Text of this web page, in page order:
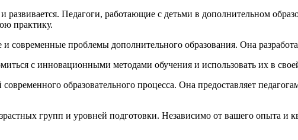
развивается. Педагоги, работающие с детьми в дополнительном
практику.
современные проблемы дополнительного образования. Она
с инновационными методами обучения и использовать их в
образовательного процесса. Она предоставляет
групп и уровней подготовки. Независимо от вашего опыта